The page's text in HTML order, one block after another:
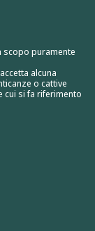
scopo puramente
alcuna
o cattive
cui si fa riferimento